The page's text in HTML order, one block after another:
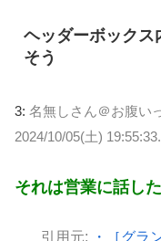
ヘッダーボックス
そう
3: 名無しさん＠お腹い
2024/10/05(土)
それは営業に話し
引用元: ・［グラ